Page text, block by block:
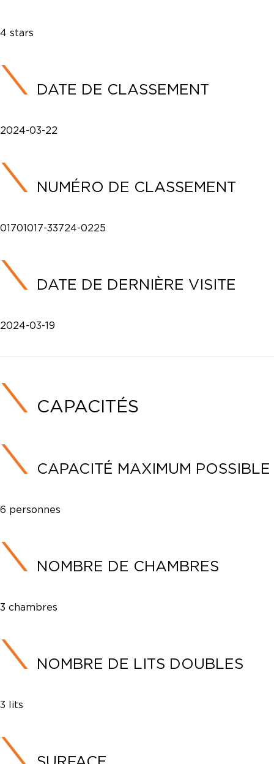
4 stars
DATE DE CLASSEMENT
2024-03-22
NUMÉRO DE CLASSEMENT
01701017-33724-0225
DATE DE DERNIÈRE VISITE
2024-03-19
CAPACITÉS
CAPACITÉ MAXIMUM POSSIBLE
6 personnes
NOMBRE DE CHAMBRES
3 chambres
NOMBRE DE LITS DOUBLES
3 lits